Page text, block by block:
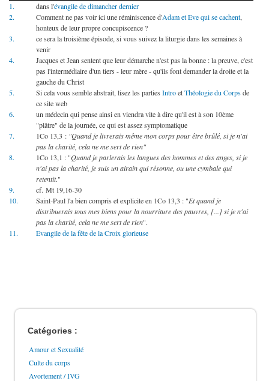
1. dans l'évangile de dimancher dernier
2.
Comment ne pas voir ici une réminiscence d'Adam et Eve qui se cachent,
honteux de leur propre concupiscence ?
3.
ce sera la troisième épisode, si vous suivez la liturgie dans les semaines à
venir
4.
Jacques et Jean sentent que leur démarche n'est pas la bonne : la preuve, c'est
pas l'intermédiaire d'un tiers - leur mère - qu'ils font demander la droite et la
gauche du Christ
5.
Si cela vous semble abstrait, lisez les partiesIntroetThéologie du Corpsde
ce site web
6.
un médecin qui pense ainsi en viendra vite à dire qu'il est à son 10ème
"plâtre" de la journée, ce qui est assez symptomatique
7.
1Co 13,3 : "Quand je livrerais même mon corps pour être brûlé, si je n'ai
pas la charité, cela ne me sert de rien"
8.
1Co 13,1 : "Quand je parlerais les langues des hommes et des anges, si je
n'ai pas la charité, je suis un airain qui résonne, ou une cymbale qui
retentit."
9.
cf. Mt 19,16-30
10.
Saint-Paul l'a bien compris et explicite en 1Co 13,3 : "Et quand je
distribuerais tous mes biens pour la nourriture des pauvres, [...] si je n'ai
pas la charité, cela ne me sert de rien".
11.
Evangile de la fête de la Croix glorieuse
Catégories :
Amour et Sexualité
Culte du corps
Avortement / IVG